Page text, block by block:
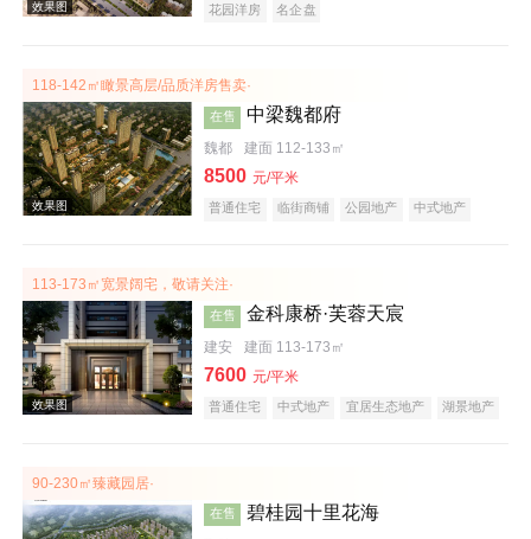
效果图
花园洋房 名企盘
118-142㎡瞰景高层/品质洋房售卖·
在售 中梁魏都府
魏都 建面 112-133㎡
8500 元/平米
普通住宅 临街商铺 公园地产
中式地产
113-173㎡宽景阔宅，敬请关注·
在售 金科康桥·芙蓉天宸
建安 建面 113-173㎡
7600 元/平米
普通住宅 中式地产 宜居生态地产
湖景地产
90-230㎡臻藏园居·
在售 碧桂园十里花海